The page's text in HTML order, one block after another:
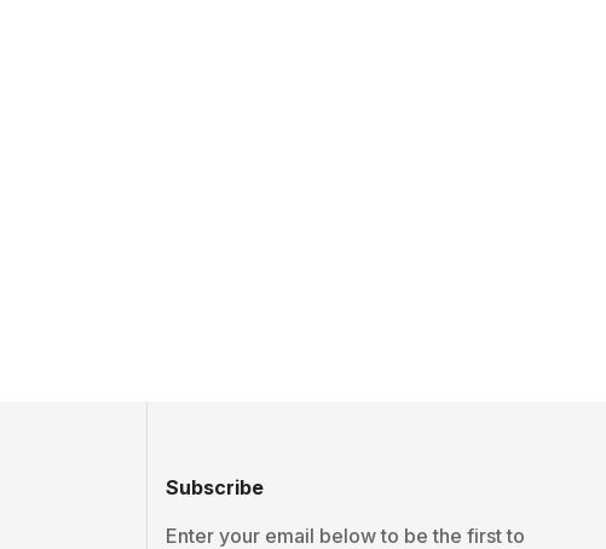
Subscribe
Enter your email below to be the first to